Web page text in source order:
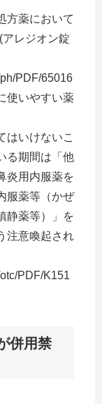
方薬において
レジオン錠
PDF/65016
使いやすい薬
はいけないこ
る期間は「他
炎用内服薬を
服薬等（かぜ
静薬等）」を
注意喚起され
PDF/K151
併用禁